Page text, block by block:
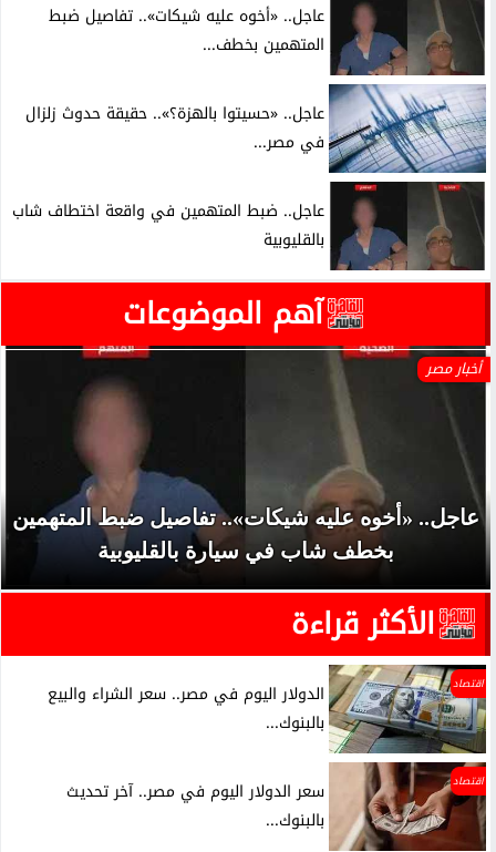
عاجل.. «أخوه عليه شيكات».. تفاصيل ضبط
المتهمين بخطف...
عاجل.. «حسيتوا بالهزة؟».. حقيقة حدوث زلزال
في مصر...
عاجل.. ضبط المتهمين في واقعة اختطاف شاب
بالقليوبية
آهم الموضوعات
أخبار مصر
عاجل.. «أخوه عليه شيكات».. تفاصيل ضبط المتهمين
بخطف شاب في سيارة بالقليوبية
الأكثر قراءة
اقتصاد
الدولار اليوم في مصر.. سعر الشراء والبيع
بالبنوك...
اقتصاد
سعر الدولار اليوم في مصر.. آخر تحديث
بالبنوك...